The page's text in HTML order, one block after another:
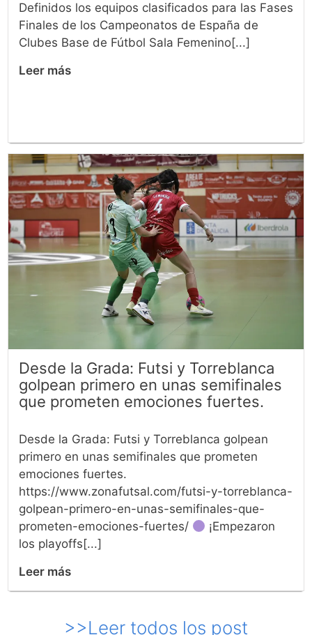
Definidos los equipos clasificados para las Fases
Finales de los Campeonatos de España de
Clubes Base de Fútbol Sala Femenino[...]
Leer más
Desde la Grada: Futsi y Torreblanca
golpean primero en unas semifinales
que prometen emociones fuertes.
Desde la Grada: Futsi y Torreblanca golpean
primero en unas semifinales que prometen
emociones fuertes.
https://www.zonafutsal.com/futsi-y-torreblanca-
golpean-primero-en-unas-semifinales-que-
prometen-emociones-fuertes/
¡Empezaron
los playoffs[...]
Leer más
>>Leer todos los post